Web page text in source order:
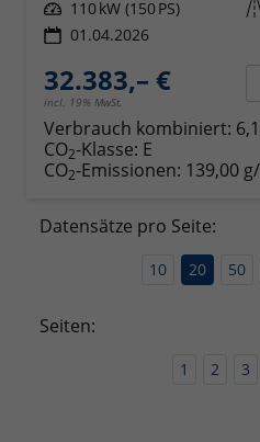
Leistung 110 kW (150 PS)
01.04.2026
32.383,– €
incl. 19% MwSt.
Verbrauch kombiniert:
CO2-Klasse: E
CO2-Emissionen: 139,00
Datensätze pro Seite:
10 20 50
Seiten:
1 2 3